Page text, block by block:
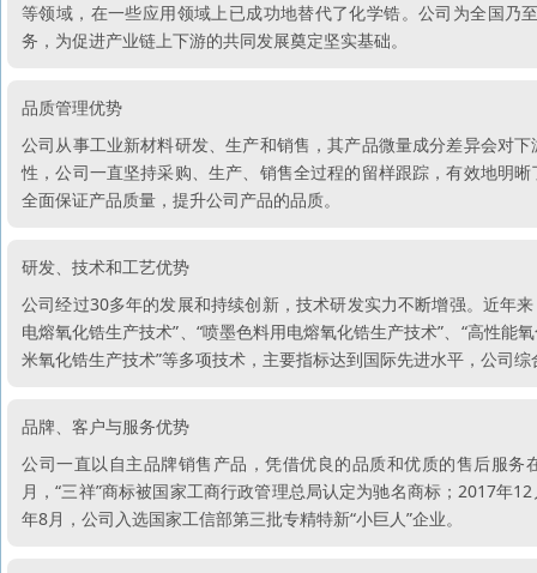
等领域，在一些应用领域上已成功地替代了化学锆。公司为全国
务，为促进产业链上下游的共同发展奠定坚实基础。
品质管理优势
公司从事工业新材料研发、生产和销售，其产品微量成分差异会对
性，公司一直坚持采购、生产、销售全过程的留样跟踪，有效地明
全面保证产品质量，提升公司产品的品质。
研发、技术和工艺优势
公司经过30多年的发展和持续创新，技术研发实力不断增强。近年
电熔氧化锆生产技术”、“喷墨色料用电熔氧化锆生产技术”、“高性能
米氧化锆生产技术”等多项技术，主要指标达到国际先进水平，公司
品牌、客户与服务优势
公司一直以自主品牌销售产品，凭借优良的品质和优质的售后服务
月，“三祥”商标被国家工商行政管理总局认定为驰名商标；2017年
年8月，公司入选国家工信部第三批专精特新“小巨人”企业。